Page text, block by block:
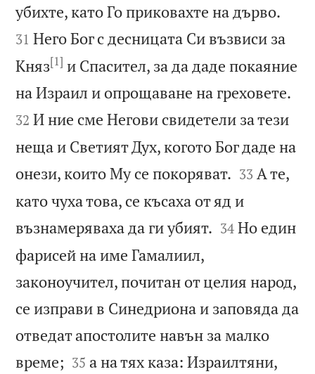
убихте, като Го приковахте на дърво.
31 Него Бог с десницата Си възвиси за
Княз[1] и Спасител, за да даде покаяние
на Израил и опрощаване на греховете.
32 И ние сме Негови свидетели за тези
неща и Светият Дух, когото Бог даде на
онези, които Му се покоряват. 

33 А те,
като чуха това, се късаха от яд и
възнамеряваха да ги убият. 

34 Но един
фарисей на име Гамалиил,
законоучител, почитан от целия народ,
се изправи в Синедриона и заповяда да
отведат апостолите навън за малко
време; 

35 а на тях каза: Израилтяни,